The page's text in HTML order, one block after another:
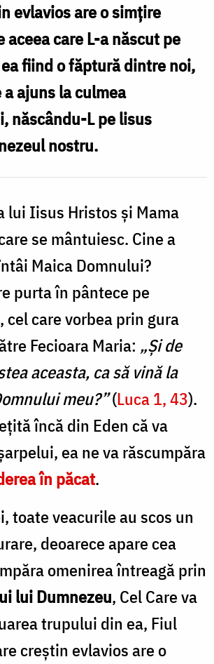
evlavios are o simțire
care L-a născut pe
fiind o făptură dintre noi,
ajuns la culmea
născându-L pe lisus
nostru.
lui Iisus Hristos și Mama
se mântuiesc. Cine a
Maica Domnului?
purta în pântece pe
cel care vorbea prin gura
Fecioara Maria: „Și de
aceasta, ca să vină la
meu?”(Luca 1, 43).
încă din Eden că va
ea ne va răscumpăra
în păcat.
toate veacurile au scos un
deoarece apare cea
omenirea întreagă prin
lui Dumnezeu, Cel Care va
trupului din ea, Fiul
creștin evlavios are o